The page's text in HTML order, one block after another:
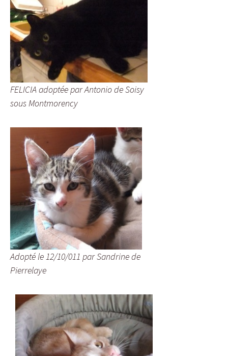
FELICIA adoptée par Antonio de Soisy
sous Montmorency
Adopté le 12/10/011 par Sandrine de
Pierrelaye